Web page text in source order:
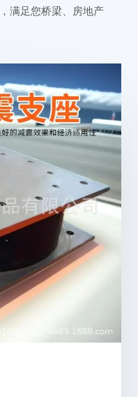
，满足您桥梁、房地产